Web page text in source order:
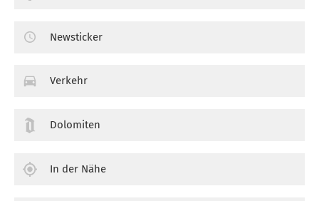
Newsticker
Verkehr
Dolomiten
In der Nähe